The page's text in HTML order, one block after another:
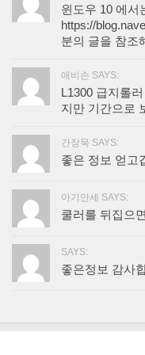
윈도우 10 에서
https://
분의 글을 참조
애비손 SAYS:
L1300 급지롤
지만 기간으로
간장묵 SAYS:
좋은 정보 얻고
아기만세 SAYS:
쿨러를 뒤집으
SAYS:
좋은정보 감사